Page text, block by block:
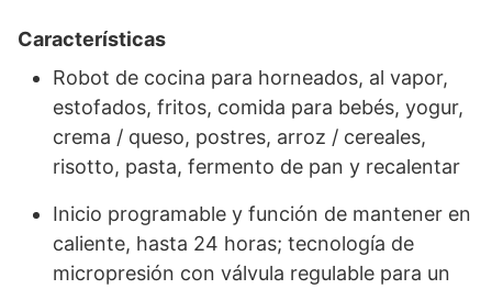
Características
Robot de cocina para horneados, al vapor,
estofados, fritos, comida para bebés, yogur,
crema / queso, postres, arroz / cereales,
risotto, pasta, fermento de pan y recalentar
Inicio programable y función de mantener en
caliente, hasta 24 horas; tecnología de
micropresión con válvula regulable para un